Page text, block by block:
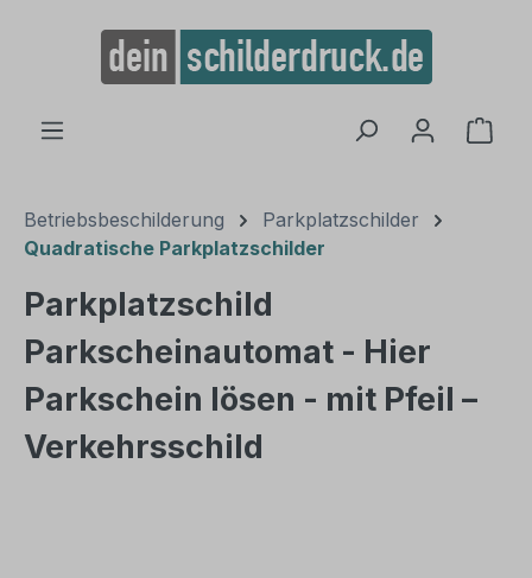
springen
Betriebsbeschilderung
Parkplatzschilder
Quadratische Parkplatzschilder
Parkplatzschild
Parkscheinautomat - Hier
Parkschein lösen - mit Pfeil –
Verkehrsschild